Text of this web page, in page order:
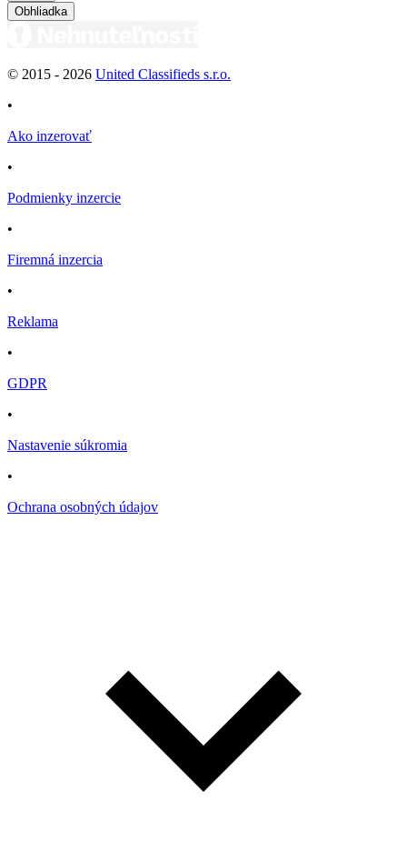
Obhliadka
© 2015 - 2026 United Classifieds s.r.o.
•
Ako inzerovať
•
Podmienky inzercie
•
Firemná inzercia
•
Reklama
•
GDPR
•
Nastavenie súkromia
•
Ochrana osobných údajov